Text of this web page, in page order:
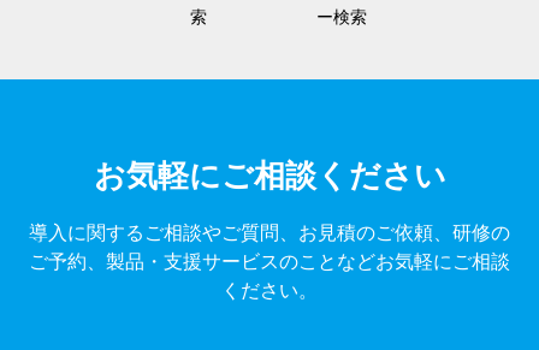
索
ー検索
お気軽にご相談ください
導入に関するご相談やご質問、お見積のご依頼、研修の
ご予約、製品・支援サービスのことなどお気軽にご相談
ください。